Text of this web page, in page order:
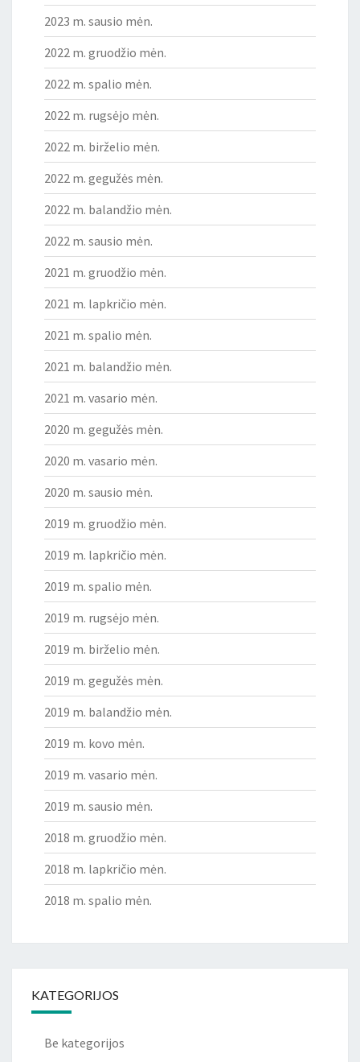
2023 m. sausio mėn.
2022 m. gruodžio mėn.
2022 m. spalio mėn.
2022 m. rugsėjo mėn.
2022 m. birželio mėn.
2022 m. gegužės mėn.
2022 m. balandžio mėn.
2022 m. sausio mėn.
2021 m. gruodžio mėn.
2021 m. lapkričio mėn.
2021 m. spalio mėn.
2021 m. balandžio mėn.
2021 m. vasario mėn.
2020 m. gegužės mėn.
2020 m. vasario mėn.
2020 m. sausio mėn.
2019 m. gruodžio mėn.
2019 m. lapkričio mėn.
2019 m. spalio mėn.
2019 m. rugsėjo mėn.
2019 m. birželio mėn.
2019 m. gegužės mėn.
2019 m. balandžio mėn.
2019 m. kovo mėn.
2019 m. vasario mėn.
2019 m. sausio mėn.
2018 m. gruodžio mėn.
2018 m. lapkričio mėn.
2018 m. spalio mėn.
KATEGORIJOS
Be kategorijos